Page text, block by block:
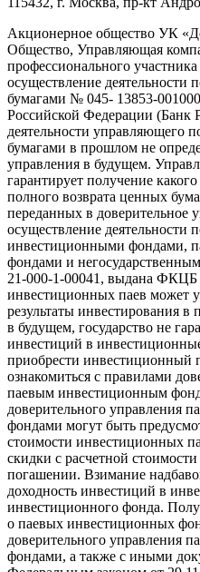
Акционерное общество УК
Общество, Управляющая
профессионального
осуществление
бумагами № 045- 13853-
Российской Федерации (Банк
деятельности управляющего
бумагами в прошлом не
управления в будущем.
гарантирует получение
полного возврата ценных
переданных в доверительное
осуществление деятельности
инвестиционными фондами,
фондами и
21-000-1-00041, выдана ФКЦБ
инвестиционных паев может
результаты инвестирования
в будущем, государство не
инвестиций в
приобрести инвестиционный
ознакомиться с правилами
паевым инвестиционным
доверительного управления
фондами могут быть
стоимости инвестиционных
скидки с расчетной
погашении. Взимание
доходность инвестиций в
инвестиционного фонда.
о паевых инвестиционных
доверительного управления
фондами, а также с иными